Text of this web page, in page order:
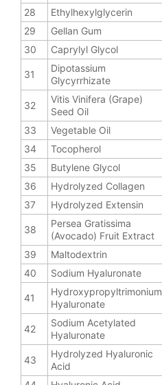
28 Ethylhexylglycerin
29
Gellan Gum
30
Caprylyl Glycol
31
Dipotassium
Glycyrrhizate
32
Vitis Vinifera (Grape)
Seed Oil
33 Vegetable Oil
34
Tocopherol
35
Butylene Glycol
36
Hydrolyzed Collagen
37
Hydrolyzed Extensin
38
Persea Gratissima
(Avocado) Fruit Extract
39 Maltodextrin
40
Sodium Hyaluronate
41
Hydroxypropyltrimonium
Hyaluronate
42
Sodium Acetylated
Hyaluronate
43
Hydrolyzed Hyaluronic
Acid